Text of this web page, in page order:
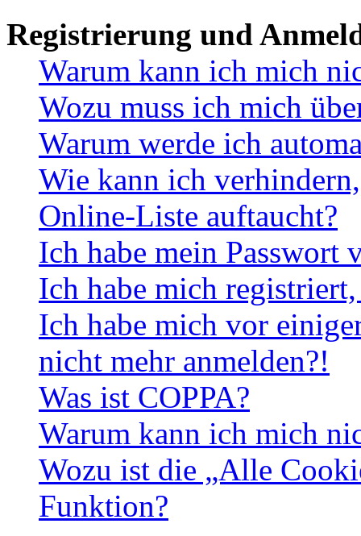
Registrierung und
Warum kann ich mich
Wozu muss ich mich
Warum werde ich
Wie kann ich
Online-Liste auftaucht?
Ich habe mein Passwort
Ich habe mich
Ich habe mich vor
nicht mehr anmelden?!
Was ist COPPA?
Warum kann ich mich
Wozu ist die „Alle
Funktion?